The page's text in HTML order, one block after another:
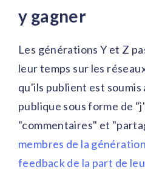
y gagner
Les générations Y et Z
leur temps sur les
qu'ils publient est soumis
publique sous forme de
"commentaires" et
membres de la
feedback de la part de